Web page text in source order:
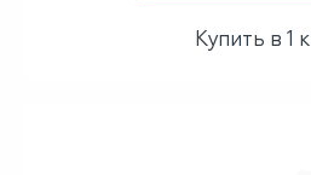
Купить в 1